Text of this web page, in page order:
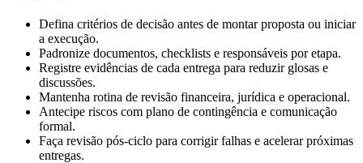
Defina critérios de decisão antes de montar proposta ou iniciar
a execução.
Padronize documentos, checklists e responsáveis por etapa.
Registre evidências de cada entrega para reduzir glosas e
discussões.
Mantenha rotina de revisão financeira, jurídica e operacional.
Antecipe riscos com plano de contingência e comunicação
formal.
Faça revisão pós-ciclo para corrigir falhas e acelerar próximas
entregas.